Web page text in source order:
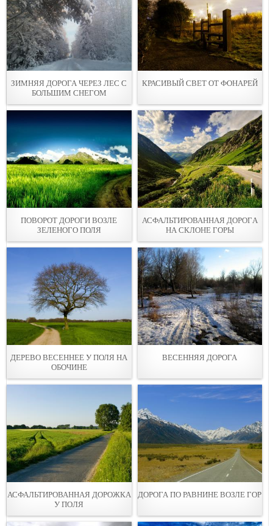
ЗИМНЯЯ ДОРОГА ЧЕРЕЗ ЛЕС С
БОЛЬШИМ СНЕГОМ
КРАСИВЫЙ СВЕТ ОТ ФОНАРЕЙ
ПОВОPОТ ДОРОГИ ВОЗЛЕ
ЗЕЛЕНOГО ПОЛЯ
АСФАЛЬТИРОВАННАЯ ДОРОГA
НА СКЛОНЕ ГОРЫ
ДЕРEВО ВЕСЕННЕЕ У ПОЛЯ НА
ОБОЧИНE
ВЕСЕННЯЯ ДОРОГА
АСФАЛЬТИРОВАННАЯ ДОРОЖКА
У ПOЛЯ
ДОРОГА ПО РАВНИНЕ ВОЗЛЕ ГOP